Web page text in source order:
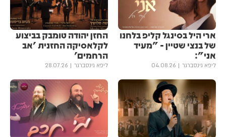
ארי היל בסינגל קליפ בלחנו
של בנצי שטיין - "מעיד
אני":
ליפא גינסברגר 04.08.26
החזן יהודה טומבק בביצוע
לקלאסיקה החזנית 'אב
הרחמים'
ליפא גינסברגר 28.07.26